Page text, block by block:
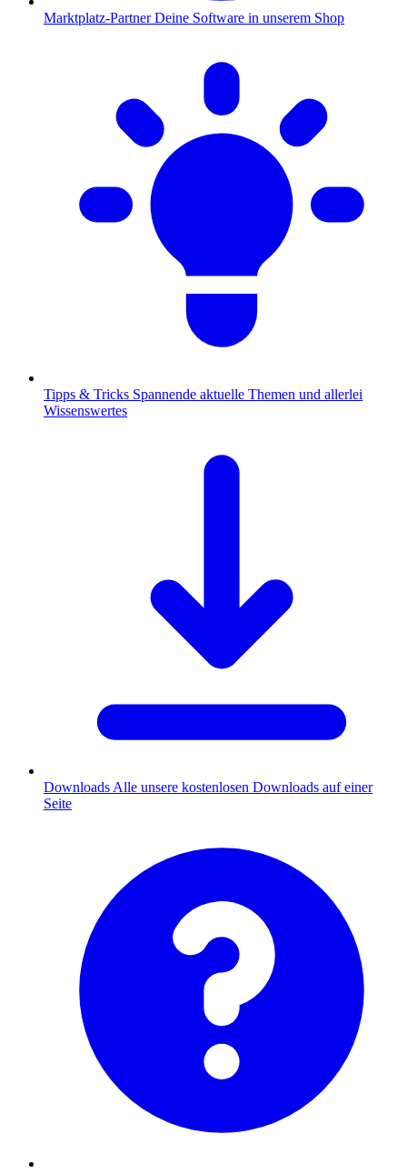
Marktplatz-Partner Deine Software in unserem Shop
Tipps & Tricks Spannende aktuelle Themen und allerlei
Wissenswertes
Downloads Alle unsere kostenlosen Downloads auf einer
Seite